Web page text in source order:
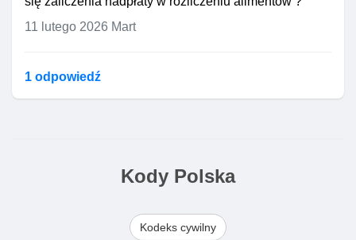
11 lutego 2026 Mart
1 odpowiedź
Kody Polska
Kodeks cywilny